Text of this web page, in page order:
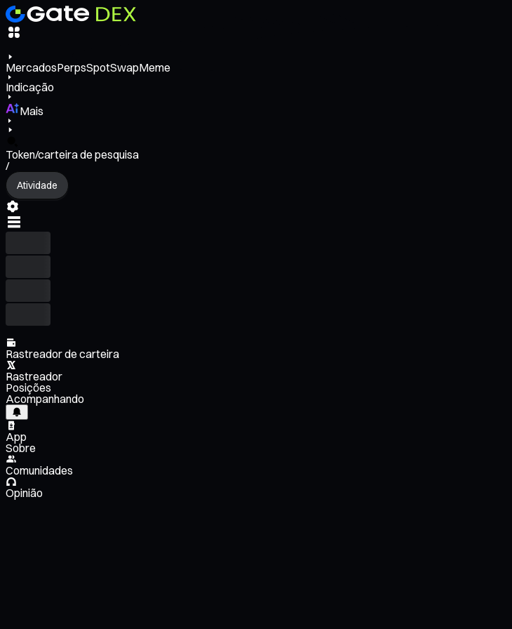
MercadosPerpsSpotSwapMeme
Indicação
Mais
Token/carteira de pesquisa
/
Atividade
Rastreador de carteira
Rastreador
Posições
Acompanhando
App
Sobre
Comunidades
Opinião